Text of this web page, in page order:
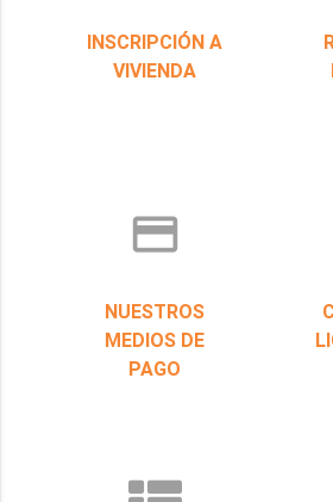
INSCRIPCIÓN A
VIVIENDA
credit_card
NUESTROS
MEDIOS DE
PAGO